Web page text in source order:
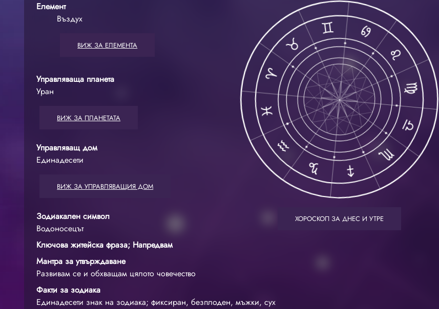
ХОРОСКОП ЗА ДНЕС И УТРЕ
Елемент
Въздух
ВИЖ ЗА ЕЛЕМЕНТА
Управляваща планета
Уран
ВИЖ ЗА ПЛАНЕТАТА
Управляващ дом
Единадесети
ВИЖ ЗА УПРАВЛЯВАЩИЯ ДОМ
Зодиакален символ
Водоносецът
Ключова житейска фраза; Напредвам
Мантра за утвърждаване
Развивам се и обхващам цялото човечество
Факти за зодиака
Единадесети знак на зодиака; фиксиран, безплоден, мъжки, сух